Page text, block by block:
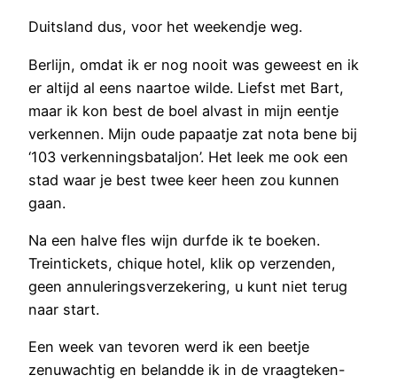
Duitsland dus, voor het weekendje weg.
Berlijn, omdat ik er nog nooit was geweest en ik
er altijd al eens naartoe wilde. Liefst met Bart,
maar ik kon best de boel alvast in mijn eentje
verkennen. Mijn oude papaatje zat nota bene bij
‘103 verkenningsbataljon’. Het leek me ook een
stad waar je best twee keer heen zou kunnen
gaan.
Na een halve fles wijn durfde ik te boeken.
Treintickets, chique hotel, klik op verzenden,
geen annuleringsverzekering, u kunt niet terug
naar start.
Een week van tevoren werd ik een beetje
zenuwachtig en belandde ik in de vraagteken-